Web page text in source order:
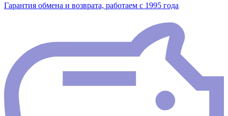
Гарантия обмена и возврата, работаем с 1995 года